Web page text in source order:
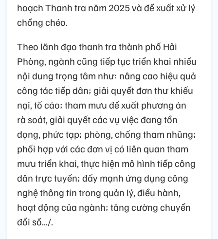
hoạch Thanh tra năm 2025 và đề xuất xử lý
chồng chéo.
Theo lãnh đạo thanh tra thành phố Hải
Phòng, ngành cũng tiếp tục triển khai nhiều
nội dung trọng tâm như: nâng cao hiệu quả
công tác tiếp dân; giải quyết đơn thư khiếu
nại, tố cáo; tham mưu đề xuất phương án
rà soát, giải quyết các vụ việc đang tồn
đọng, phức tạp; phòng, chống tham nhũng;
phối hợp với các đơn vị có liên quan tham
mưu triển khai, thực hiện mô hình tiếp công
dân trực tuyến; đẩy mạnh ứng dụng công
nghệ thông tin trong quản lý, điều hành,
hoạt động của ngành; tăng cường chuyển
đổi số.../.